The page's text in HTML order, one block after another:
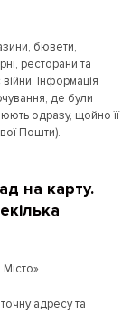
бювети,
ресторани та
Інформація
де були
одразу, щойно її
Пошти).
на карту.
адресу та